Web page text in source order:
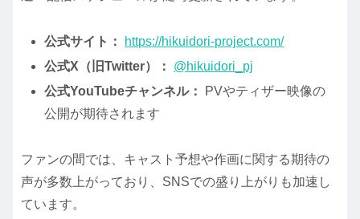
公式サイト：
https://hikuidori-project.com/
公式X（旧Twitter）：
@hikuidori_pj
公式YouTubeチャンネル：
PVやティザー映像の
公開が期待されます
ファンの間では、キャスト予想や作画に関する期待の
声が多数上がっており、SNSでの盛り上がりも加速し
ています。